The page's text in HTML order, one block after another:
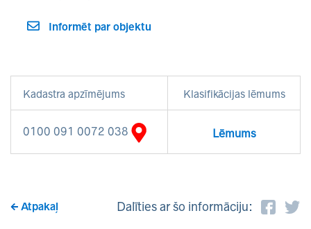
Informēt par objektu
Kadastra apzīmējums Klasifikācijas lēmums
0100 091 0072 038 Lēmums
Atpakaļ Dalīties ar šo informāciju: